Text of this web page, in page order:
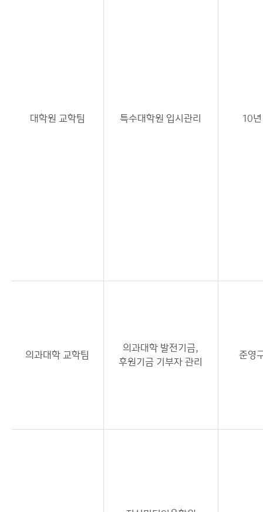
대학원 교학팀 특수대학원 입시관리 10년
의과대학 교학팀
의과대학 발전기금,
후원기금 기부자 관리
준영